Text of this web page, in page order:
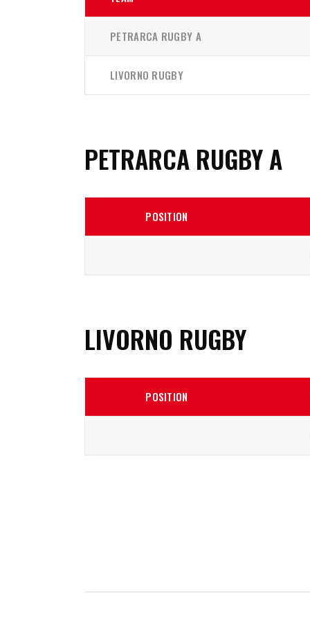
PETRARCA RUGBY A
LIVORNO RUGBY
PETRARCA RUGBY A
POSITION
LIVORNO RUGBY
POSITION